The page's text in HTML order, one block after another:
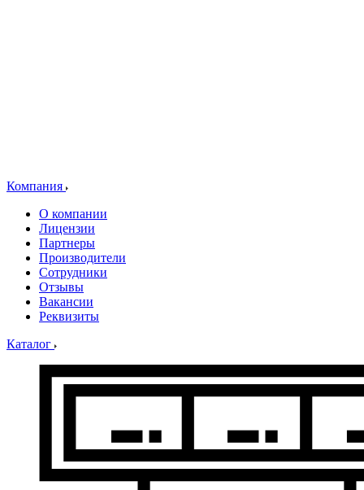
Компания
О компании
Лицензии
Партнеры
Производители
Сотрудники
Отзывы
Вакансии
Реквизиты
Каталог